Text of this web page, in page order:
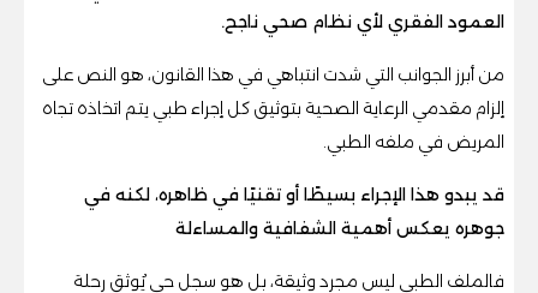
العمود الفقري لأي نظام صحي ناجح.
من أبرز الجوانب التي شدت انتباهي في هذا القانون، هو النص على
إلزام مقدمي الرعاية الصحية بتوثيق كل إجراء طبي يتم اتخاذه تجاه
المريض في ملفه الطبي.
قد يبدو هذا الإجراء بسيطًا أو تقنيًا في ظاهره، لكنه في
جوهره يعكس أهمية الشفافية والمساءلة
فالملف الطبي ليس مجرد وثيقة، بل هو سجل حي يُوثق رحلة